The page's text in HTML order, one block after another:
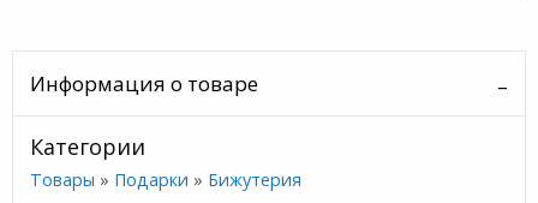
Информация о товаре
Категории
Товары » Подарки » Бижутерия